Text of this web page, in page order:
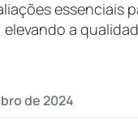
essenciais
a
de 2024